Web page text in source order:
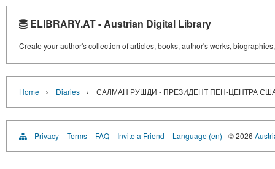
ELIBRARY.AT - Austrian Digital Library
Create your author's collection of articles, books, author's works,
Home › Diaries › САЛМАН РУШДИ - ПРЕЗИДЕНТ ПЕН-ЦЕНТРА
Privacy Terms FAQ Invite a Friend Language (en) © 2026